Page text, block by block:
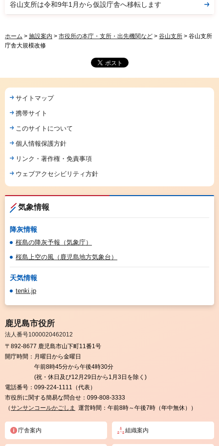
谷山支所は令和9年1月から仮設庁舎へ移転します
ホーム > 施設案内 > 市役所の本庁・支所・出先機関など > 谷山支所 > 谷山支所
庁舎大規模改修
サイトマップ
携帯サイト
このサイトについて
個人情報保護方針
リンク・著作権・免責事項
ウェブアクセシビリティ方針
気象情報
降灰情報
桜島の降灰予報（気象庁）
桜島上空の風（鹿児島地方気象台）
天気情報
tenki.jp
鹿児島市役所
法人番号1000020462012
〒892-8677 鹿児島市山下町11番1号
開庁時間： 月曜日から金曜日
午前8時45分から午後4時30分
(祝・休日及び12月29日から1月3日を除く)
電話番号： 099-224-1111（代表）
市役所に関する簡易な問合せ： 099-808-3333
（サンサンコールかごしま 運営時間：午前8時～午後7時（年中無休））
庁舎案内 組織案内